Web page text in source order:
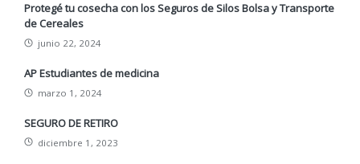
Protegé tu cosecha con los Seguros de Silos Bolsa y Transporte
de Cereales
junio 22, 2024
AP Estudiantes de medicina
marzo 1, 2024
SEGURO DE RETIRO
diciembre 1, 2023